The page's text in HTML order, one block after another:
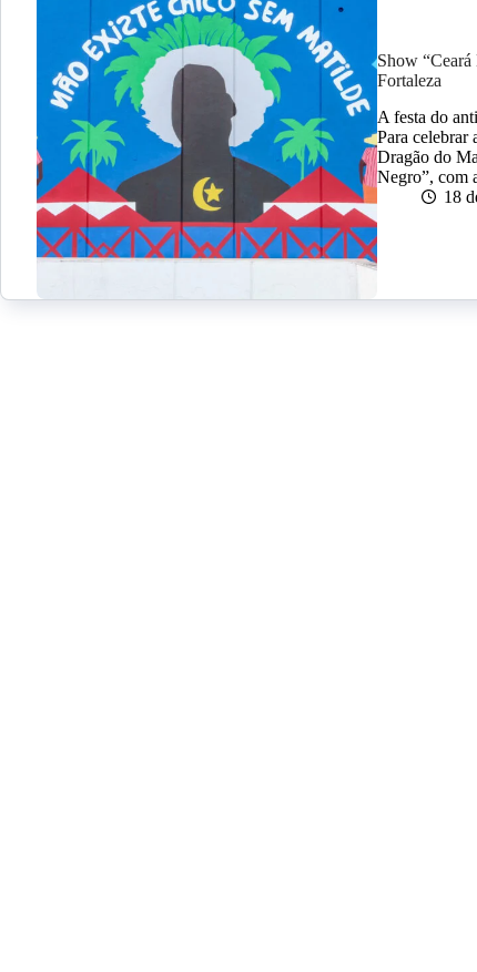
Show “Ceará
Fortaleza
A festa do
Para celebrar
Dragão do
Negro”, com
18